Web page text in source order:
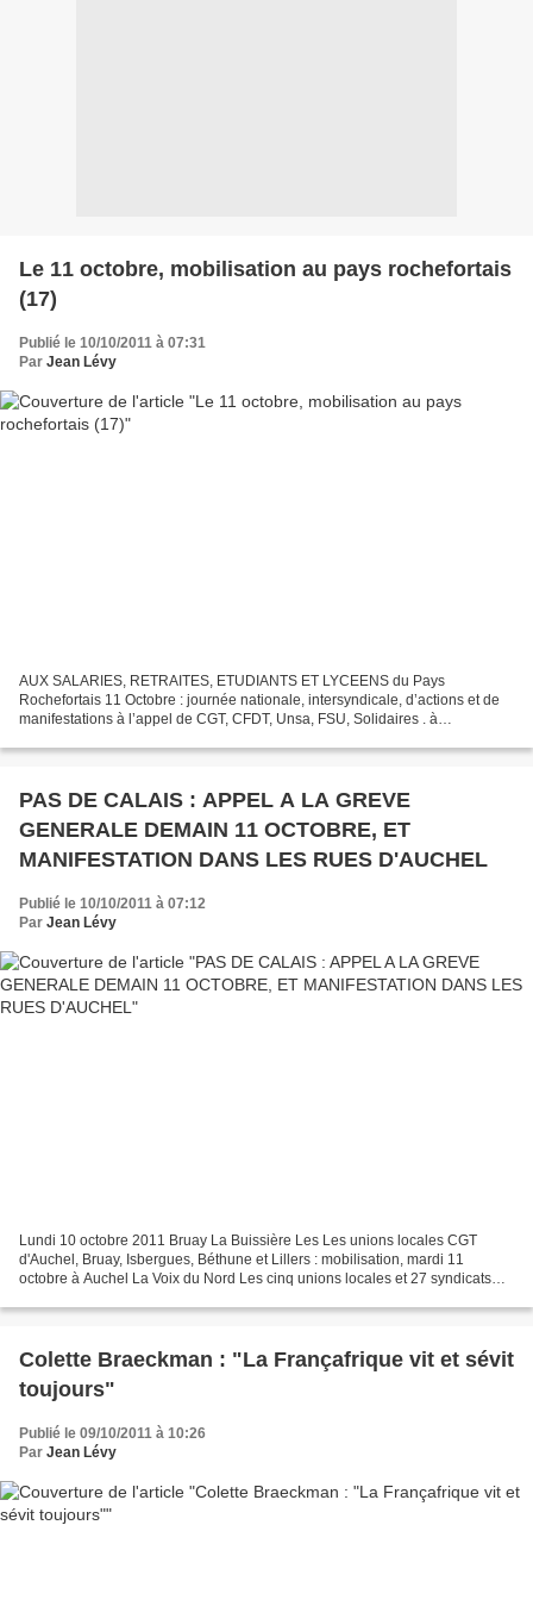
Le 11 octobre, mobilisation au pays rochefortais
(17)
Publié le 10/10/2011 à 07:31
Par Jean Lévy
AUX SALARIES, RETRAITES, ETUDIANTS ET LYCEENS du Pays
Rochefortais 11 Octobre : journée nationale, intersyndicale, d’actions et de
manifestations à l’appel de CGT, CFDT, Unsa, FSU, Solidaires . à
PAS DE CALAIS : APPEL A LA GREVE
GENERALE DEMAIN 11 OCTOBRE, ET
MANIFESTATION DANS LES RUES D'AUCHEL
Publié le 10/10/2011 à 07:12
Par Jean Lévy
Lundi 10 octobre 2011 Bruay La Buissière Les Les unions locales CGT
d'Auchel, Bruay, Isbergues, Béthune et Lillers : mobilisation, mardi 11
octobre à Auchel La Voix du Nord Les cinq unions locales et 27 syndicats
Colette Braeckman : "La Françafrique vit et sévit
toujours"
Publié le 09/10/2011 à 10:26
Par Jean Lévy